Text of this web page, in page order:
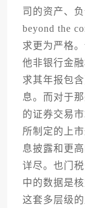
司的资产、
beyond the
求更为严格
他非银行金
求其年报包
息。而对于
的证券交易
所制定的上
息披露和更
详尽。也门
中的数据是
这套多层级